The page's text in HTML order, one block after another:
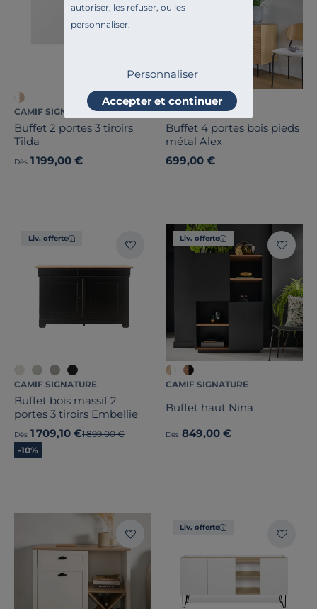
autoriser, les refuser, ou les
personnaliser.
Personnaliser
Accepter et continuer
CAMIF SIGNATURE
Buffet 2 portes 3 tiroirs
Tilda
Dès 1 199,00 €
CAMIF SIGNATURE
Buffet 4 portes bois pieds
métal Alex
699,00 €
Liv. offerte
CAMIF SIGNATURE
Buffet bois massif 2
portes 3 tiroirs Embellie
Dès 1 709,10 €Ancien prix
1 899,00 €
-10%
Liv. offerte
CAMIF SIGNATURE
Buffet haut Nina
Dès 849,00 €
Liv. offerte